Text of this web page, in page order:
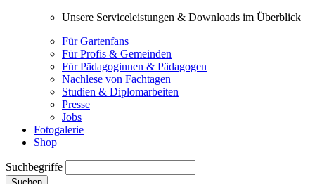
Unsere Serviceleistungen & Downloads im Überblick
Für Gartenfans
Für Profis & Gemeinden
Für Pädagoginnen & Pädagogen
Nachlese von Fachtagen
Studien & Diplomarbeiten
Presse
Jobs
Fotogalerie
Shop
Suchbegriffe